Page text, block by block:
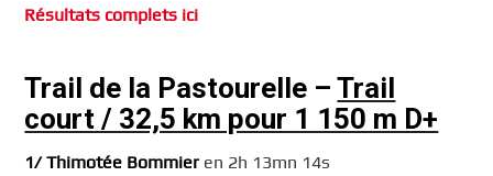
Résultats complets ici
Trail de la Pastourelle –Trail
court / 32,5 km pour 1 150 m D+
1/ Thimotée Bommier en 2h 13mn 14s